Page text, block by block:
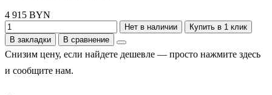
4 915 BYN
Нет в наличии
Купить в 1 клик
В закладки
В сравнение
Снизим цену, если найдете дешевле — просто нажмите здесь
и сообщите нам.